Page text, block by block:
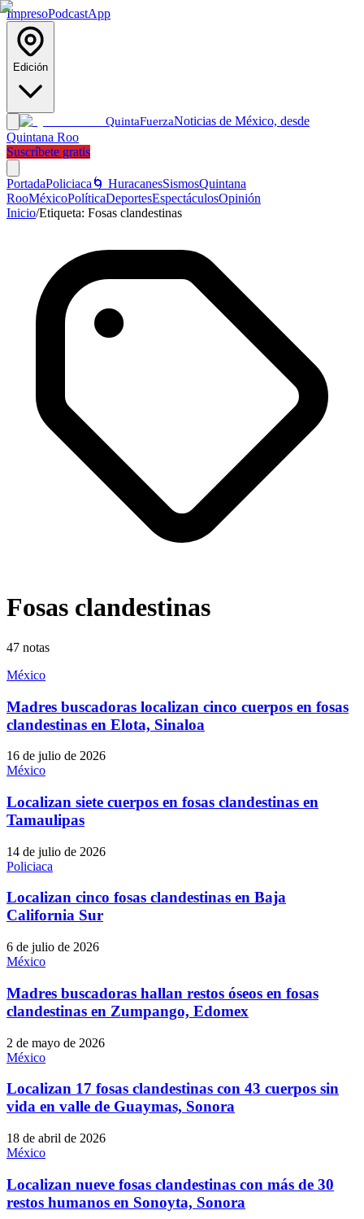
ImpresoPodcastApp
Edición
QuintaFuerzaNoticias de México, desde
Quintana Roo
Suscríbete gratis
PortadaPoliciaca 🌀 HuracanesSismosQuintana
RooMéxicoPolíticaDeportesEspectáculosOpinión
Inicio/Etiqueta: Fosas clandestinas
Fosas clandestinas
47 notas
México
Madres buscadoras localizan cinco cuerpos en fosas
clandestinas en Elota, Sinaloa
16 de julio de 2026
México
Localizan siete cuerpos en fosas clandestinas en
Tamaulipas
14 de julio de 2026
Policiaca
Localizan cinco fosas clandestinas en Baja
California Sur
6 de julio de 2026
México
Madres buscadoras hallan restos óseos en fosas
clandestinas en Zumpango, Edomex
2 de mayo de 2026
México
Localizan 17 fosas clandestinas con 43 cuerpos sin
vida en valle de Guaymas, Sonora
18 de abril de 2026
México
Localizan nueve fosas clandestinas con más de 30
restos humanos en Sonoyta, Sonora